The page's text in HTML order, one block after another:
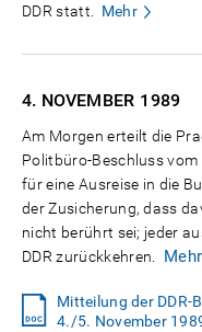
DDR statt. Mehr
4. NOVEMBER 1989
Am Morgen erteilt die
Politbüro-Beschluss
für eine Ausreise in die
der Zusicherung, dass
nicht berührt sei; jeder
DDR zurückkehren.
Mehr
Mitteilung der DDR-
4./5. November